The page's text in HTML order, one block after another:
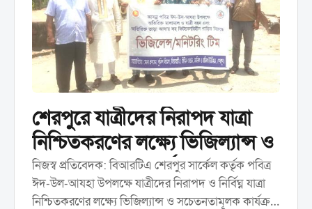
শেরপুরে যাত্রীদের নিরাপদ যাত্রা
নিশ্চিতকরণের লক্ষ্যে ভিজিল্যান্স ও
সচেতনতামূলক কার্যক্রম করেছে
বিআরটিএ
নিজস্ব প্রতিবেদক: বিআরটিএ শেরপুর সার্কেল কর্তৃক পবিত্র
ঈদ-উল-আযহা উপলক্ষে যাত্রীদের নিরাপদ ও নির্বিঘ্ন যাত্রা
নিশ্চিতকরণের লক্ষ্যে ভিজিল্যান্স ও সচেতনতামূলক কার্যক্রম